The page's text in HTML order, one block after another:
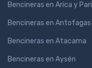
Bencineras en Arica y
Bencineras en
Bencineras en Atacama
Bencineras en Aysén